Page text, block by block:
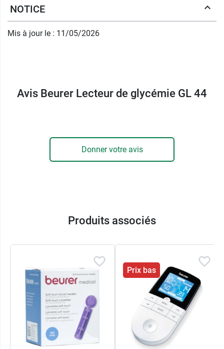
globale de l’équilibre glycémique
que le suivi dans la durée.
Celecteur GL 44 Beurerest conçu pour une
et le contrôle de la quantité de sang garantit une
mesure uniquement lorsque l’échantillon est
se transporte facilement. Le kit de démarrage
inclut tous les éléments nécessaires pour
débuter immédiatement.
Autre fonctionnalité pratique au quotidien, ​Le
Lecteur de glycémie GL 44 Beurerpermet le
transfert des données vers un ordinateur via le
logiciel « Beurer HealthManager Pro USB-
Uploader ».
NOTICE
Mis à jour le : 11/05/2026
Avis Beurer Lecteur de glycémie GL 44
Donner votre avis
Produits associés
Prix bas